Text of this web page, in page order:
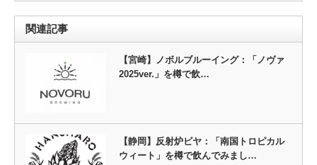
関連記事
【宮崎】ノボルブルーイング：「ノヴァ
2025ver.」を樽で飲…
【静岡】反射炉ビヤ：「南国トロピカル
ウィート」を樽で飲んでみまし…